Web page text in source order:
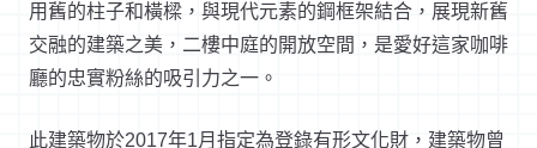
用舊的柱子和橫樑，與現代元素的鋼框架結合，展現新舊
交融的建築之美，二樓中庭的開放空間，是愛好這家咖啡
廳的忠實粉絲的吸引力之一。
此建築物於2017年1月指定為登錄有形文化財，建築物曾